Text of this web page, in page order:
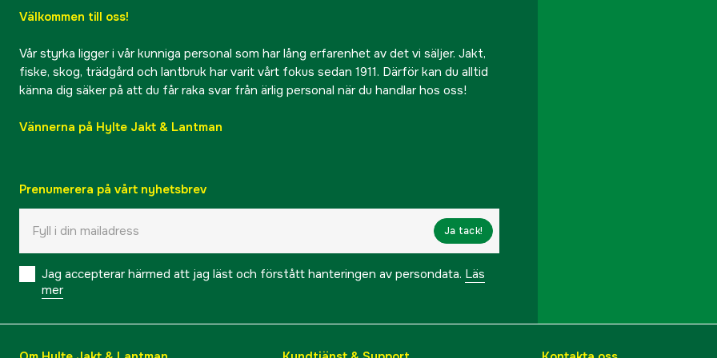
Välkommen till oss!
Vår styrka ligger i vår kunniga personal som har lång erfarenhet av det vi säljer. Jakt,
fiske, skog, trädgård och lantbruk har varit vårt fokus sedan 1911. Därför kan du alltid
känna dig säker på att du får raka svar från ärlig personal när du handlar hos oss!
Vännerna på Hylte Jakt & Lantman
Prenumerera på vårt nyhetsbrev
Ja tack!
Jag accepterar härmed att jag läst och förstått hanteringen av persondata. Läs
mer